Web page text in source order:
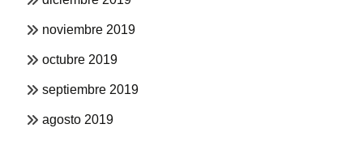
noviembre 2019
octubre 2019
septiembre 2019
agosto 2019